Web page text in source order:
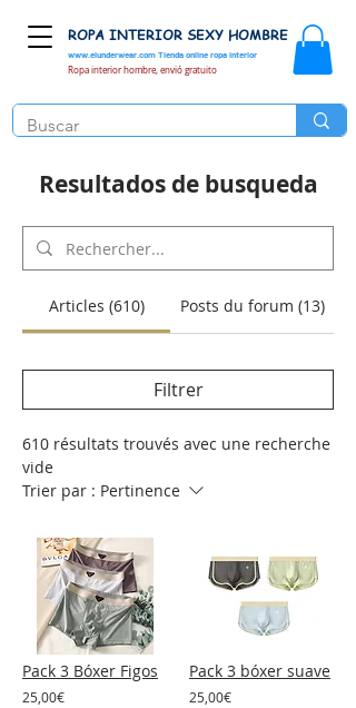
www.elunderwear.com Tienda online ropa interior
ROPA INTERIOR SEXY HOMBRE
Ropa interior hombre, envió gratuito
Resultados de busqueda
Articles (610) Posts du forum (13)
Filtrer
610 résultats trouvés avec une recherche
vide
Trier par : Pertinence
Pack 3 Bóxer Figos
25,00€
Pack 3 bóxer suave
25,00€